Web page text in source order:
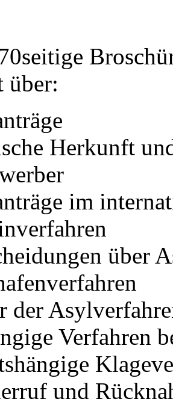
über:
Herkunft
im
über
der
Verfahren
und